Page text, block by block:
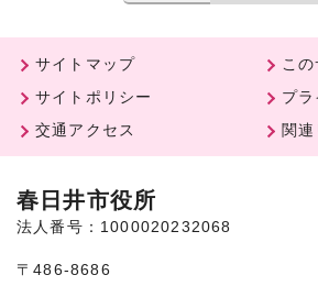
サイトマップ
こ
サイトポリシー
プ
交通アクセス
関連
春日井市役所
法人番号：1000020232068
〒486-8686